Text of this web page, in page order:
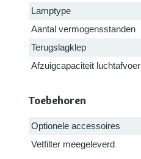
Lamptype
Aantal vermogensstanden
Terugslagklep
Afzuigcapaciteit luchtafvoer
Toebehoren
Optionele accessoires
Vetfilter meegeleverd